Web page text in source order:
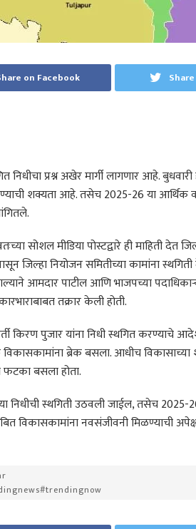
on Facebook
प्रश्न अखेर मार्गी लागणार आहे.
शक्यता आहे. तसेच 2025-26 या आर्थिक
सोशल मीडिया पोस्टद्वारे ही माहिती देत
नियोजन समितीच्या कामांना
आमदार पाटील आणि भाजपच्या
तक्रार केली होती.
किरण पुजार यांना निधी स्थगित करण्याचे
ब्रेक बसला. आधीच विकासाच्या
फटका बसला होता.
निधीची स्थगिती उठवली जाईल, तसेच 2025-
विकासकामांना नवसंजीवनी मिळण्याची